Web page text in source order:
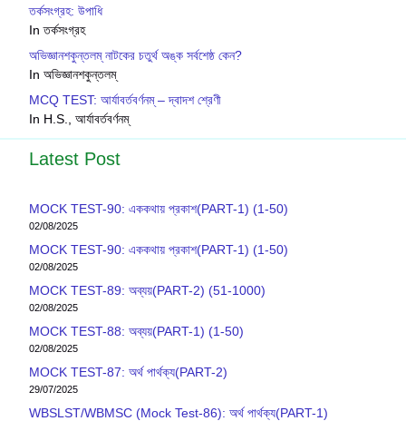
তর্কসংগ্রহ: উপাধি
In তর্কসংগ্রহ
অভিজ্ঞানশকুন্তলম্ নাটকের চতুর্থ অঙ্ক সর্বশেষ্ঠ কেন?
In অভিজ্ঞানশকুন্তলম্
MCQ TEST: আর্যাবর্তবর্ণনম্ – দ্বাদশ শ্রেণী
In H.S., আর্যাবর্তবর্ণনম্
Latest Post
MOCK TEST-90: এককথায় প্রকাশ(PART-1) (1-50)
02/08/2025
MOCK TEST-90: এককথায় প্রকাশ(PART-1) (1-50)
02/08/2025
MOCK TEST-89: অব্যয়(PART-2) (51-1000)
02/08/2025
MOCK TEST-88: অব্যয়(PART-1) (1-50)
02/08/2025
MOCK TEST-87: অর্থ পার্থক্য(PART-2)
29/07/2025
WBSLST/WBMSC (Mock Test-86): অর্থ পার্থক্য(PART-1)